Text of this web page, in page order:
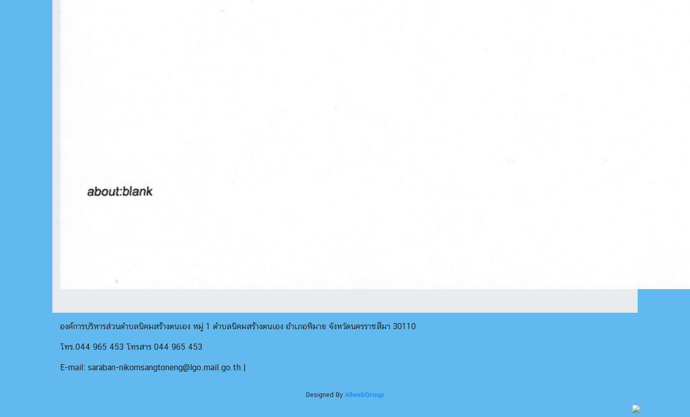
องค์การบริหารส่วนตำบลนิคมสร้างตนเอง หมู่ 1 ตำบลนิคมสร้างตนเอง อำเภอพิมาย จังหวัดนครราชสีมา 30110
โทร.044 965 453 โทรสาร 044 965 453
E-mail: saraban-nikomsangtoneng@lgo.mail.go.th |
Designed By AllwebGroup